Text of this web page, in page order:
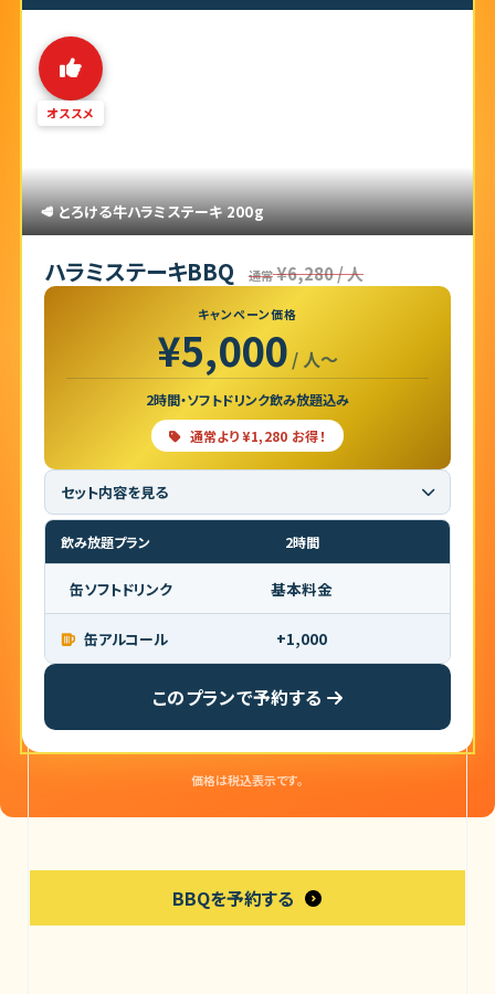
オススメ
🥩 とろける牛ハラミステーキ 200g
ハラミステーキBBQ 通常¥6,280 / 人
キャンペーン価格
¥5,000 / 人〜
2時間・ソフトドリンク飲み放題込み
通常より ¥1,280 お得！
セット内容を見る
■ セット内容（6品）
牛ハンギングテンダー 200g
骨付きソーセージ 1個
飲み放題プラン 2時間
缶ソフトドリンク 基本料金
缶アルコール +1,000
このプランで予約する
価格は税込表示です。
BBQを予約する